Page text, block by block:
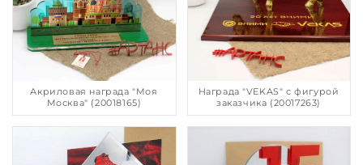
Акриловая награда "Моя
Москва" (20018165)
Награда "VEKAS" с фигурой
заказчика (20017263)